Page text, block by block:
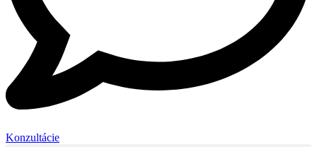
Konzultácie